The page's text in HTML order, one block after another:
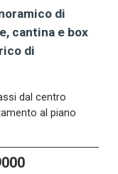
di
cantina e box
di
dal centro
al piano